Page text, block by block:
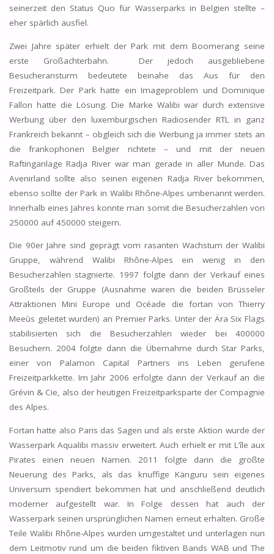
seinerzeit den Status Quo für Wasserparks in Belgien stellte –
eher spärlich ausfiel.
Zwei Jahre später erhielt der Park mit dem Boomerang seine
erste Großachterbahn. Der jedoch ausgebliebene
Besucheransturm bedeutete beinahe das Aus für den
Freizeitpark. Der Park hatte ein Imageproblem und Dominique
Fallon hatte die Lösung. Die Marke Walibi war durch extensive
Werbung über den luxemburgischen Radiosender RTL in ganz
Frankreich bekannt – obgleich sich die Werbung ja immer stets an
die frankophonen Belgier richtete – und mit der neuen
Raftinganlage Radja River war man gerade in aller Munde. Das
Avenirland sollte also seinen eigenen Radja River bekommen,
ebenso sollte der Park in Walibi Rhône-Alpes umbenannt werden.
Innerhalb eines Jahres konnte man somit die Besucherzahlen von
250000 auf 450000 steigern.
Die 90er Jahre sind geprägt vom rasanten Wachstum der Walibi
Gruppe, während Walibi Rhône-Alpes ein wenig in den
Besucherzahlen stagnierte. 1997 folgte dann der Verkauf eines
Großteils der Gruppe (Ausnahme waren die beiden Brüsseler
Attraktionen Mini Europe und Océade die fortan von Thierry
Meeùs geleitet wurden) an Premier Parks. Unter der Ära Six Flags
stabilisierten sich die Besucherzahlen wieder bei 400000
Besuchern. 2004 folgte dann die Übernahme durch Star Parks,
einer von Palamon Capital Partners ins Leben gerufene
Freizeitparkkette. Im Jahr 2006 erfolgte dann der Verkauf an die
Grévin & Cie, also der heutigen Freizeitparksparte der Compagnie
des Alpes.
Fortan hatte also Paris das Sagen und als erste Aktion wurde der
Wasserpark Aqualibi massiv erweitert. Auch erhielt er mit L’île aux
Pirates einen neuen Namen. 2011 folgte dann die größte
Neuerung des Parks, als das knuffige Känguru sein eigenes
Universum spendiert bekommen hat und anschließend deutlich
moderner aufgestellt war. In Folge dessen hat auch der
Wasserpark seinen ursprünglichen Namen erneut erhalten. Große
Teile Walibi Rhône-Alpes wurden umgestaltet und unterlagen nun
dem Leitmotiv rund um die beiden fiktiven Bands WAB und The